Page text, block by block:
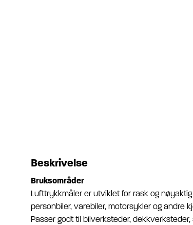
Beskrivelse
Bruksområder
Lufttrykkmåler er utviklet for rask og
personbiler, varebiler, motorsykler og andre
Passer godt til bilverksteder,